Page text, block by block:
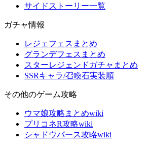
サイドストーリー一覧
ガチャ情報
レジェフェスまとめ
グランデフェスまとめ
スターレジェンドガチャまとめ
SSRキャラ/召喚石実装順
その他のゲーム攻略
ウマ娘攻略まとめwiki
プリコネR攻略wiki
シャドウバース攻略wiki